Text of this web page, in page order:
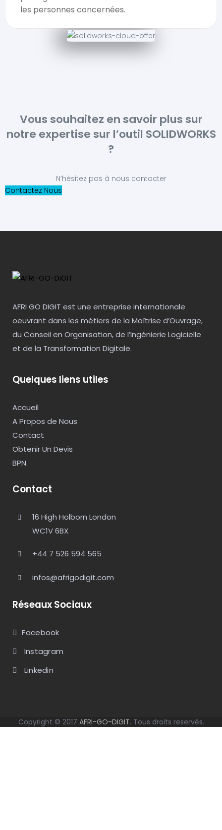
les personnes concernées.
Vous souhaitez en savoir plus sur
notre expertise sur l’outil SOLIDWORKS
?
N’hésitez pas à nous contacter
Contactez Nous
AFRI GO DIGIT est une entreprise internationale
oeuvrant dans les métiers de la Maîtrise d’Ouvrage,
du Conseil en Organisation, de l’Ingénierie Logicielle
et de la Transformation Digitale.
Quelques liens utiles
Accueil
A Propos de Nous
Contact
Obtenir Un Devis
BPN
Contact
16 High Holborn London
WC1V 6BX
+44 7 526 594 565
infos@afrigodigit.com
Réseaux Sociaux
Facebook
Instagram
Linkedin
Copyright © 2017 AFRI-GO-DIGIT. Tous droits reservés.